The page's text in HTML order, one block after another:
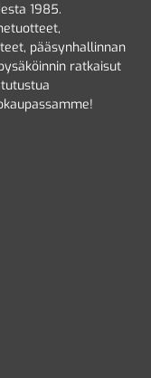
1985.
pääsynhallinnan
ratkaisut